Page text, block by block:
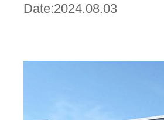
Date:2024.08.03